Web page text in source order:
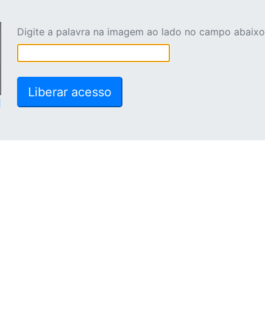
Digite a palavra na imagem ao lado no campo abaixo